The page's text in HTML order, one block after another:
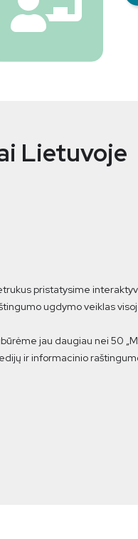
Lietuvoje
pristatysime
ugdymo veiklas
jau daugiau nei 50
ir informacinio